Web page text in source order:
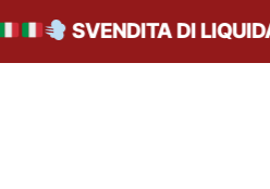
SVENDITA DI